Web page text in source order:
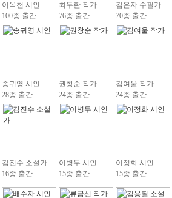
이옥천 시인
100종 출간
최두환 작가
76종 출간
김은자 수필가
70종 출간
송귀영 시인
28종 출간
권창순 작가
24종 출간
김여울 작가
24종 출간
김진수 소설가
16종 출간
이병두 시인
15종 출간
이정화 시인
15종 출간